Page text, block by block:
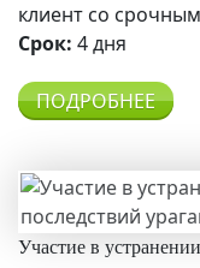
клиент со
Срок: 4 дня
ПОДРОБНЕЕ
Участие в